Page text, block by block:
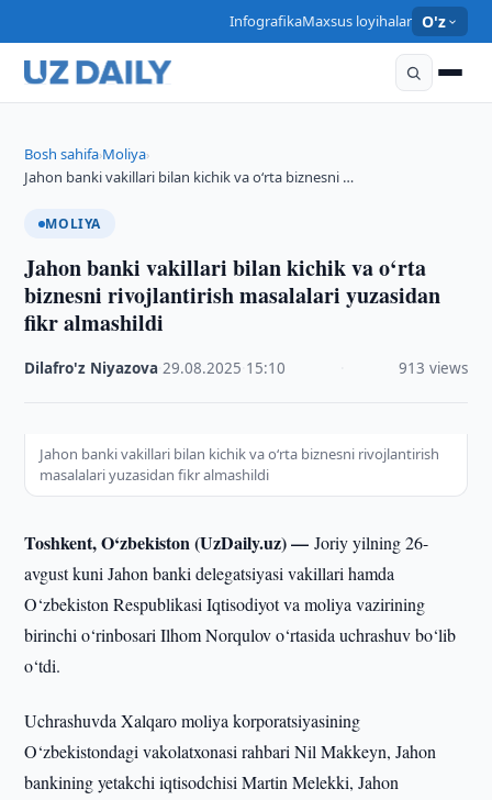
InfografikaMaxsus loyihalar O'z
Bosh sahifa›Moliya›
Jahon banki vakillari bilan kichik va o‘rta biznesni …
MOLIYA
Jahon banki vakillari bilan kichik va o‘rta
biznesni rivojlantirish masalalari yuzasidan
fikr almashildi
Dilafro'z Niyazova ·29.08.2025 15:10 913 views
Jahon banki vakillari bilan kichik va o‘rta biznesni rivojlantirish
masalalari yuzasidan fikr almashildi
Toshkent, O‘zbekiston (UzDaily.uz) —Joriy yilning 26-
avgust kuni Jahon banki delegatsiyasi vakillari hamda
O‘zbekiston Respublikasi Iqtisodiyot va moliya vazirining
birinchi o‘rinbosari Ilhom Norqulov o‘rtasida uchrashuv bo‘lib
o‘tdi.
Uchrashuvda Xalqaro moliya korporatsiyasining
O‘zbekistondagi vakolatxonasi rahbari Nil Makkeyn, Jahon
bankining yetakchi iqtisodchisi Martin Melekki, Jahon